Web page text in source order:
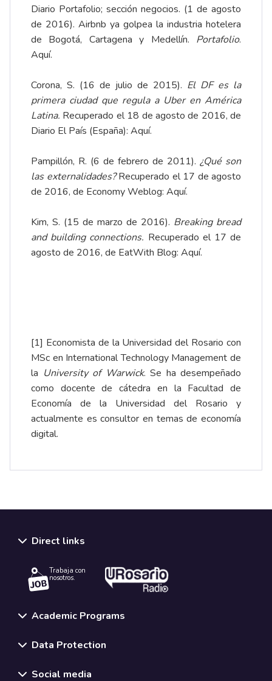
Diario Portafolio; sección negocios. (1 de agosto
de 2016). Airbnb ya golpea la industria hotelera
de Bogotá, Cartagena y Medellín. Portafolio.
Aquí.
Corona, S. (16 de julio de 2015). El DF es la
primera ciudad que regula a Uber en América
Latina. Recuperado el 18 de agosto de 2016, de
Diario El País (España): Aquí.
Pampillón, R. (6 de febrero de 2011). ¿Qué son
las externalidades?Recuperado el 17 de agosto
de 2016, de Economy Weblog: Aquí.
Kim, S. (15 de marzo de 2016). Breaking bread
and building connections. Recuperado el 17 de
agosto de 2016, de EatWith Blog: Aquí.
[1] Economista de la Universidad del Rosario con
MSc en International Technology Management de
la University of Warwick. Se ha desempeñado
como docente de cátedra en la Facultad de
Economía de la Universidad del Rosario y
actualmente es consultor en temas de economía
digital.
Direct links
Trabaja con
nosotros.
Academic Programs
Data Protection
Social media